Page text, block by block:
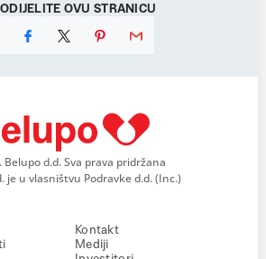
OVU STRANICU
d.d. Sva prava pridržana
je u vlasništvu Podravke d.d. (Inc.)
Kontakt
Mediji